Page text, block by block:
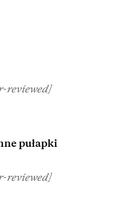
reviewed]
pułapki
reviewed]